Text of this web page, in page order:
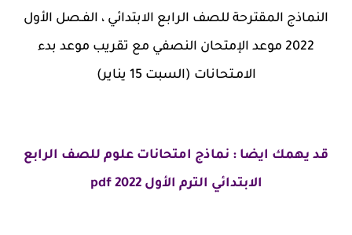
النماذج المقترحة للصف الرابع الابتدائي ، الفـصل الأول
2022 موعد الإمتحان النصفي مع تقريب موعد بدء
الامـتحانات (السبت 15 يناير)
قد يهمك ايضا : نماذج امتحانات علوم للصف الرابع
الابتدائي الترم الأول pdf 2022